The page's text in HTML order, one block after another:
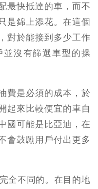
最快抵達的車，而不
是錦上添花。在這個
對於能接到多少工作
沒有篩選車型的操
費是必須的成本，於
起來比較便宜的車自
國可能是比亞迪，在
會鼓勵用戶付出更多
全不同的。在目的地